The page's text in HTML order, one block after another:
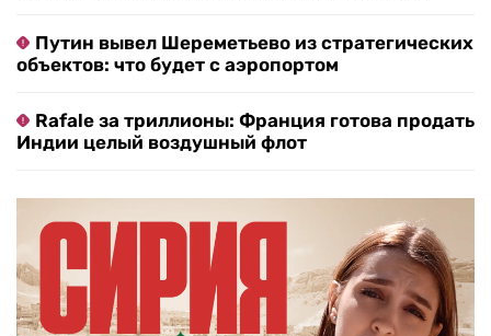
Путин вывел Шереметьево из стратегических
объектов: что будет с аэропортом
Rafale за триллионы: Франция готова продать
Индии целый воздушный флот